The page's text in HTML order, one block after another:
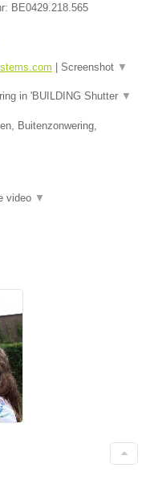
BE0429.218.565
Screenshot ▼
in 'BUILDING Shutter ▼
Buitenzonwering,
video ▼